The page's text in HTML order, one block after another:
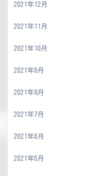
2021年12月
2021年11月
2021年10月
2021年9月
2021年8月
2021年7月
2021年6月
2021年5月